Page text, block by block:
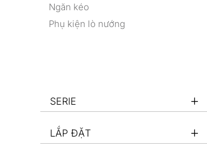
Ngăn kéo
Phụ kiện lò nướng
SERIE
LẮP ĐẶT